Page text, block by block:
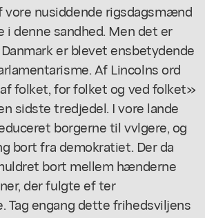
vore nusiddende rigsdagsmænd
denne sandhed. Men det er
er blevet ensbetydende
Af Lincolns ord
folket, for folket og ved folket»
sidste tredjedel. I vore lande
borgerne til vvlgere, og
bort fra demokratiet. Der da
bort mellem hænderne
der fulgte ef ter
Tag engang dette frihedsviljens